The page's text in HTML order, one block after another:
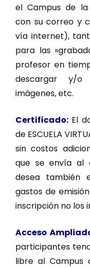
el Campus de la
con su correo y
vía internet),
para las
profesor en
descargar y/o
imágenes, etc.
Certificado: El
de ESCUELA
sin costos
que se envía al
desea también
gastos de
inscripción no los
Acceso
participantes
libre al Campus